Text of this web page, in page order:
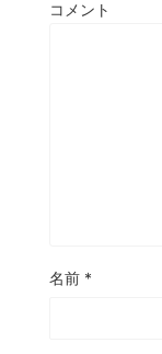
コメント
名前 *